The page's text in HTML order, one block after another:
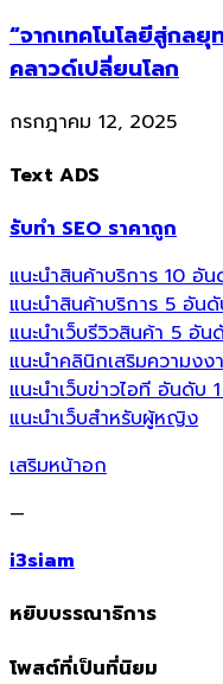
“จากเทคโนโลยีสู่กล
คลาวด์เปลี่ยนโลก
กรกฎาคม 12, 2025
Text ADS
รับทำ SEO ราคาถูก
แนะนำสินค้าบริการ 10 อั
แนะนำสินค้าบริการ 5 อัน
แนะนำเว็บรีวิวสินค้า 5 อั
แนะนำคลินิกเสริมความง
แนะนำเว็บข่าวไอที อันดับ
แนะนำเว็บสำหรับผู้หญิง
เสริมหน้าอก
—
i3siam
หยิบบรรณาธิการ
โพสต์ที่เป็นที่นิยม